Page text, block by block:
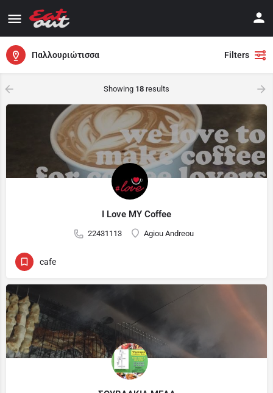
Παλλουριώτισσα Filters
Showing 18 results
I Love MY Coffee
22431113 Agiou Andreou
cafe